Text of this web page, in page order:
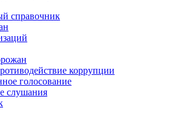
справочник
коррупции
голосование
слушания